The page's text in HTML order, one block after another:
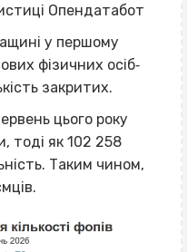
Опендатабот
у першому
фізичних осіб‐
закритих.
цього року
тоді як 102 258
Таким чином,